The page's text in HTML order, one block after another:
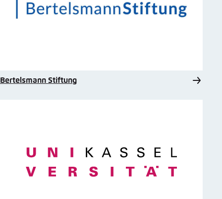
Bertelsmann Stiftung